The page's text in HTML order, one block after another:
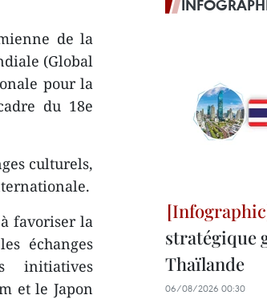
de la
(Global
pour la
du 18e
culturels,
favoriser la
échanges
initiatives
et le Japon
stratégique
Thaïlande
06/08/2026 00:30